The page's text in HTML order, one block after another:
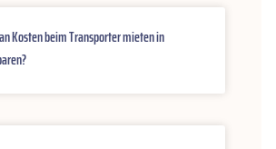
Kosten beim Transporter mieten in